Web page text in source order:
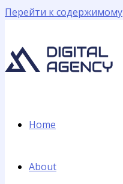
Перейти к содержимому
Home
About